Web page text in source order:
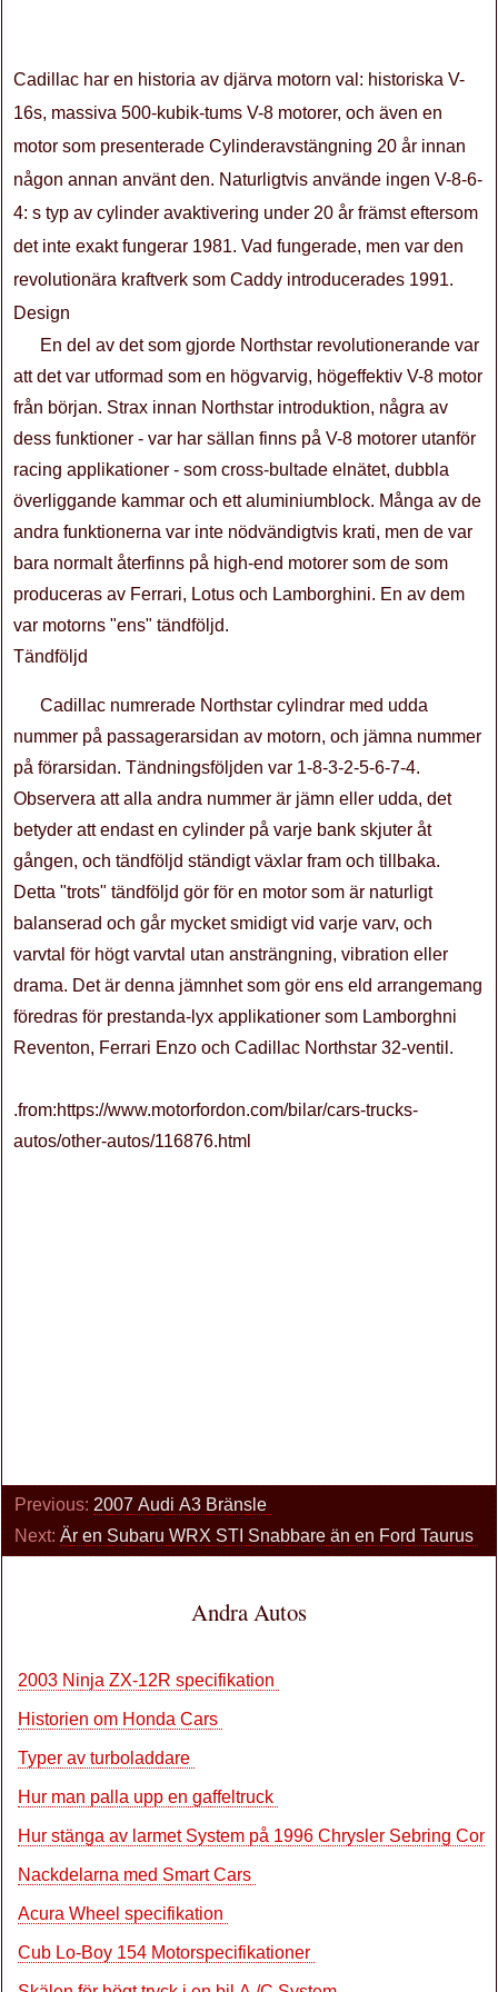
Cadillac har en historia av djärva motorn val: historiska V-
16s, massiva 500-kubik-tums V-8 motorer, och även en
motor som presenterade Cylinderavstängning 20 år innan
någon annan använt den. Naturligtvis använde ingen V-8-6-
4: s typ av cylinder avaktivering under 20 år främst eftersom
det inte exakt fungerar 1981. Vad fungerade, men var den
revolutionära kraftverk som Caddy introducerades 1991.
Design
En del av det som gjorde Northstar revolutionerande var
att det var utformad som en högvarvig, högeffektiv V-8 motor
från början. Strax innan Northstar introduktion, några av
dess funktioner - var har sällan finns på V-8 motorer utanför
racing applikationer - som cross-bultade elnätet, dubbla
överliggande kammar och ett aluminiumblock. Många av de
andra funktionerna var inte nödvändigtvis krati, men de var
bara normalt återfinns på high-end motorer som de som
produceras av Ferrari, Lotus och Lamborghini. En av dem
var motorns "ens" tändföljd.
Tändföljd
Cadillac numrerade Northstar cylindrar med udda
nummer på passagerarsidan av motorn, och jämna nummer
på förarsidan. Tändningsföljden var 1-8-3-2-5-6-7-4.
Observera att alla andra nummer är jämn eller udda, det
betyder att endast en cylinder på varje bank skjuter åt
gången, och tändföljd ständigt växlar fram och tillbaka.
Detta "trots" tändföljd gör för en motor som är naturligt
balanserad och går mycket smidigt vid varje varv, och
varvtal för högt varvtal utan ansträngning, vibration eller
drama. Det är denna jämnhet som gör ens eld arrangemang
föredras för prestanda-lyx applikationer som Lamborghni
Reventon, Ferrari Enzo och Cadillac Northstar 32-ventil.
.from:https://www.motorfordon.com/bilar/cars-trucks-
autos/other-autos/116876.html
Previous: 2007 Audi A3 Bränsle
Next: Är en Subaru WRX STI Snabbare än en Ford Taurus
Andra Autos
2003 Ninja ZX-12R specifikation
Historien om Honda Cars
Typer av turboladdare
Hur man palla upp en gaffeltruck
Hur stänga av larmet System på 1996 Chrysler Sebring
Nackdelarna med Smart Cars
Acura Wheel specifikation
Cub Lo-Boy 154 Motorspecifikationer